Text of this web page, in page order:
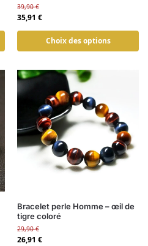
39,90€
35,91 €
Choix des options
Bracelet perle Homme – œil de
tigre coloré
29,90€
26,91 €